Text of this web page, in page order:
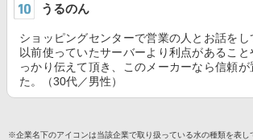
うるのん
ショッピングセンターで営業の人とお話をし
以前使っていたサーバーより利点があること
っかり伝えて頂き、このメーカーなら信頼が
た。（30代／男性）
※企業名下のアイコンは当該企業で取り扱っている水の種類を表し